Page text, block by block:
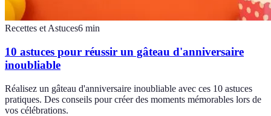
Recettes et Astuces6 min
10 astuces pour réussir un gâteau d'anniversaire
inoubliable
Réalisez un gâteau d'anniversaire inoubliable avec ces 10 astuces
pratiques. Des conseils pour créer des moments mémorables lors de
vos célébrations.